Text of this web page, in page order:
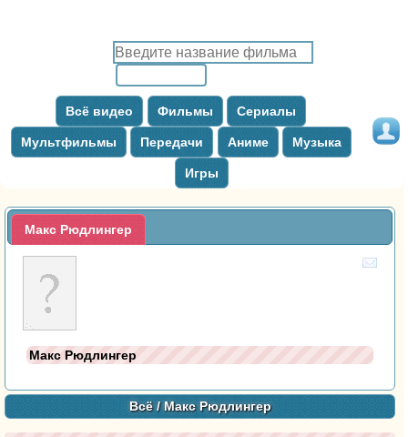
Всё видео Фильмы Сериалы
Мультфильмы Передачи Аниме Музыка
Игры
Макс Рюдлингер
Макс Рюдлингер
Всё/ Макс Рюдлингер